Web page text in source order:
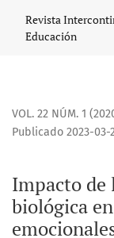
Impacto de la
Revista
Educación
VOL. 22 NÚM. 1
Impacto
biológica
Publicado 2023-03-